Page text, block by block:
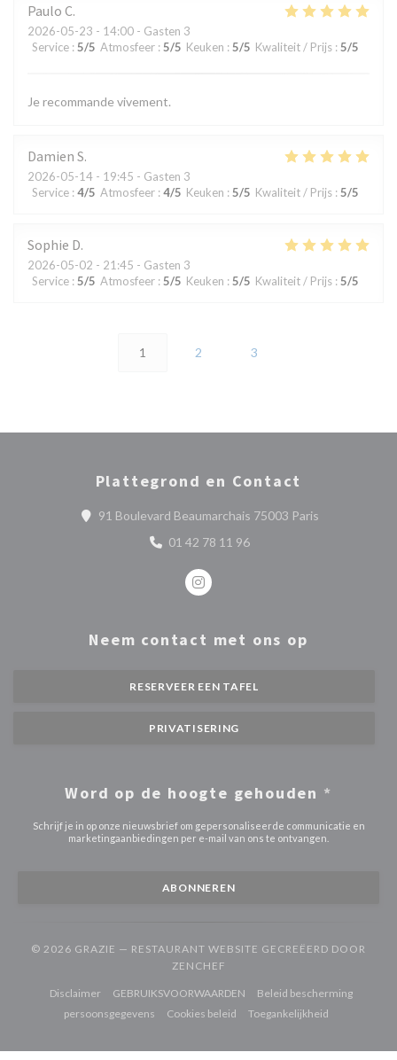
Paulo C
2026-05-23 - 14:00 - Gasten 3
Service : 5/5 Atmosfeer : 5/5 Keuken : 5/5 Kwaliteit / Prijs : 5/5
Je recommande vivement.
Damien S
2026-05-14 - 19:45 - Gasten 3
Service : 4/5 Atmosfeer : 4/5 Keuken : 5/5 Kwaliteit / Prijs : 5/5
Sophie D
2026-05-02 - 21:45 - Gasten 3
Service : 5/5 Atmosfeer : 5/5 Keuken : 5/5 Kwaliteit / Prijs : 5/5
1 2 3
Plattegrond en Contact
91 Boulevard Beaumarchais 75003 Paris
01 42 78 11 96
Instagram ((opent in een nieuw
Neem contact met ons op
RESERVEER EEN TAFEL
PRIVATISERING
Word op de hoogte gehouden *
Schrijf je in op onze nieuwsbrief om gepersonaliseerde communicatie en
marketingaanbiedingen per e-mail van ons te ontvangen.
ABONNEREN
© 2026 GRAZIE — RESTAURANT WEBSITE GECREËERD DOOR
ZENCHEF
Disclaimer((opent in een nieuw venster))
GEBRUIKSVOORWAARDEN((opent in een nieuw venster))
Beleid bescherming
persoonsgegevens ((opent in een nieuw venster))
Cookies beleid ((opent in een nieuw venster))
Toegankelijkheid